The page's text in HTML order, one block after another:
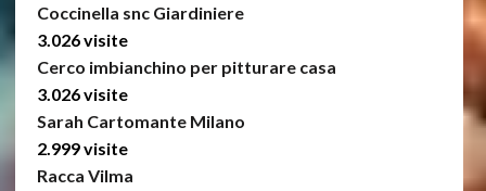
Coccinella snc Giardiniere
3.026 visite
Cerco imbianchino per pitturare casa
3.026 visite
Sarah Cartomante Milano
2.999 visite
Racca Vilma